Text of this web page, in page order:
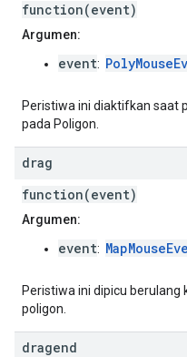
function(event)
Argumen:
event:
Peristiwa ini diaktifkan saat
pada Poligon.
drag
function(event)
Argumen:
event:
Peristiwa ini dipicu
poligon.
dragend